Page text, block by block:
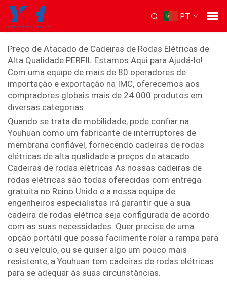
PT
cadeiras de rodas elétricas
Preço de Atacado de Cadeiras de Rodas Elétricas de
Alta Qualidade PERFIL Estamos Aqui para Ajudá-lo!
Com uma equipe de mais de 80 operadores de
importação e exportação na IMC, oferecemos aos
compradores globais mais de 24.000 produtos em
diversas categorias.
Quando se trata de mobilidade, pode confiar na
Youhuan como um fabricante de interruptores de
membrana confiável, fornecendo cadeiras de rodas
elétricas de alta qualidade a preços de atacado.
Cadeiras de rodas elétricas As nossas cadeiras de
rodas elétricas são todas oferecidas com entrega
gratuita no Reino Unido e a nossa equipa de
engenheiros especialistas irá garantir que a sua
cadeira de rodas elétrica seja configurada de acordo
com as suas necessidades. Quer precise de uma
opção portátil que possa facilmente rolar a rampa para
o seu veículo, ou se quiser algo um pouco mais
resistente, a Youhuan tem cadeiras de rodas elétricas
para se adequar às suas circunstâncias.